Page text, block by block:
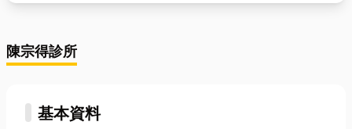
陳宗得診所
基本資料